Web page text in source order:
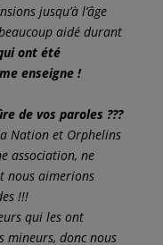
jusqu’à l’âge
aidé durant
ont été
enseigne !
de vos paroles ???
Nation et Orphelins
association, ne
nous aimerions
!!!
qui les ont
mineurs, donc nous